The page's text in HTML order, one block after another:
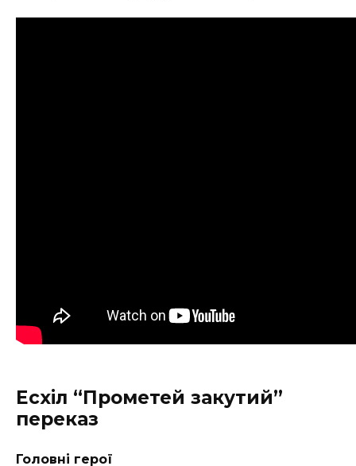
Есхіл “Прометей закутий”
переказ
Головні герої